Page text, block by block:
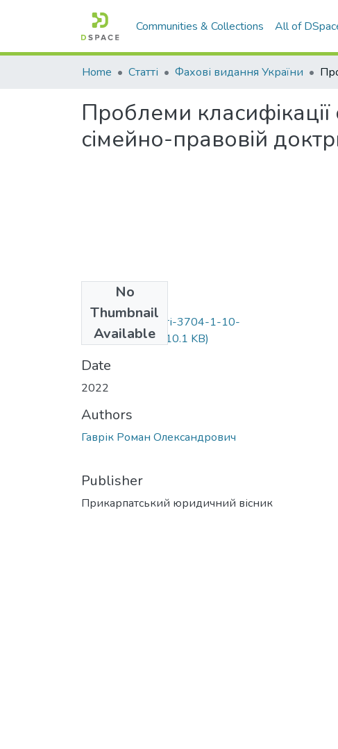
Communities & Collections All of
Home Статті Фахові видання України
Проблеми класифікації
сімейно-правовій
No
Thumbnail
Available
1012-Текст статті-3704-1-10-
20220907.pdf(210.1 KB)
Date
2022
Authors
Гаврік Роман Олександрович
Publisher
Прикарпатський юридичний вісник